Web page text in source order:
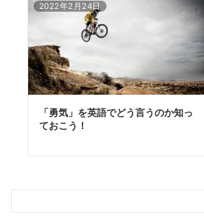
2022年2月24日
「勇気」を英語でどう言うのか知っ
ておこう！